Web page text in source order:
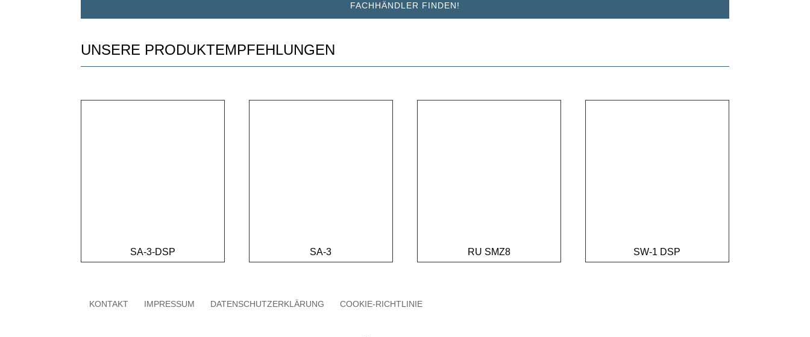
FACHHÄNDLER FINDEN!
UNSERE PRODUKTEMPFEHLUNGEN
SA-3-DSP SA-3 RU SMZ8 SW-1 DSP
KONTAKT IMPRESSUM DATENSCHUTZERKLÄRUNG COOKIE-RICHTLINIE